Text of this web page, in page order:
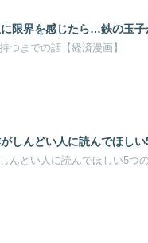
に限界を感じたら…鉄の玉
つまでの話【経済漫画】
しんどい人に読んでほしい
んどい人に読んでほしい5つ